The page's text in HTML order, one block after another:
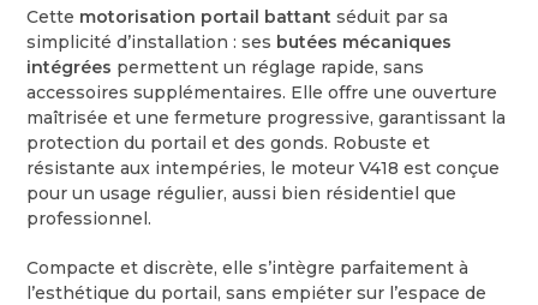
Cette motorisation portail battant séduit par sa
simplicité d’installation : ses butées mécaniques
intégrées permettent un réglage rapide, sans
accessoires supplémentaires. Elle offre une ouverture
maîtrisée et une fermeture progressive, garantissant la
protection du portail et des gonds. Robuste et
résistante aux intempéries, le moteur V418 est conçue
pour un usage régulier, aussi bien résidentiel que
professionnel.
Compacte et discrète, elle s’intègre parfaitement à
l’esthétique du portail, sans empiéter sur l’espace de